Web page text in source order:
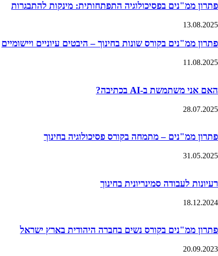
פתרון ממ"נים בפסיכולוגיה התפתחותית: מינקות להתבגרות
13.08.2025
פתרון ממ"נים בקורס שונות בחינוך – היבטים עיוניים ויישומיים
11.08.2025
האם אני משתמשת ב-AI בכתיבה?
28.07.2025
פתרון ממ"נים – מתמחה בקורס פסיכולוגיה בחינוך
31.05.2025
רעיונות לעבודה סמינריונית בחינוך
18.12.2024
פתרון ממ"נים בקורס נשים בחברה היהודית בארץ ישראל
20.09.2023